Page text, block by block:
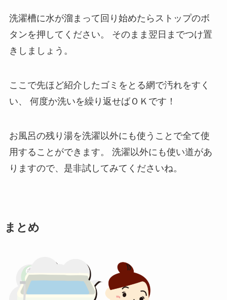
洗濯槽に水が溜まって回り始めたらストップのボ
タンを押してください。
そのまま翌日までつけ置
きしましょう。
ここで先ほど紹介したゴミをとる網で汚れをすく
い、
何度か洗いを繰り返せばＯＫです！
お風呂の残り湯を洗濯以外にも使うことで全て使
用することができます。
洗濯以外にも使い道があ
りますので、是非試してみてくださいね。
まとめ